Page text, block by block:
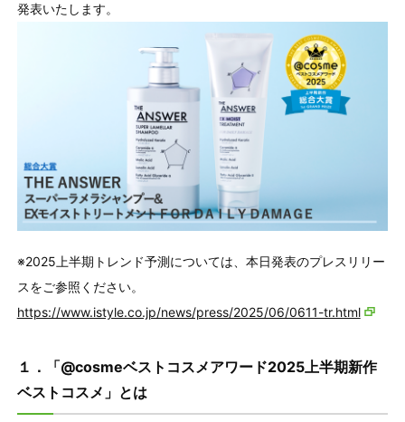
発表いたします。
※2025上半期トレンド予測については、本日発表のプレスリリー
スをご参照ください。
https://www.istyle.co.jp/news/press/2025/06/0611-tr.html
１．「@cosmeベストコスメアワード2025上半期新作
ベストコスメ」とは